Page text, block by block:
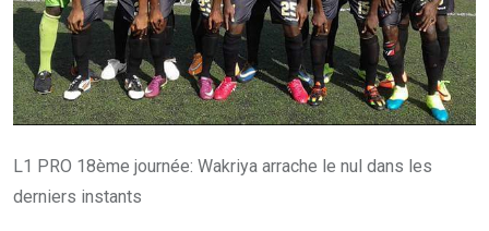
L1 PRO 18ème journée: Wakriya arrache le nul dans les
derniers instants